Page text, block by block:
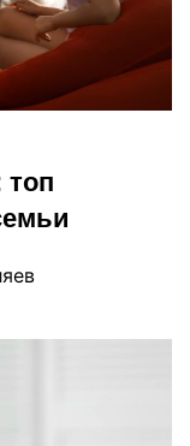
топ